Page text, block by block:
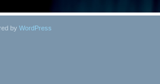
by WordPress